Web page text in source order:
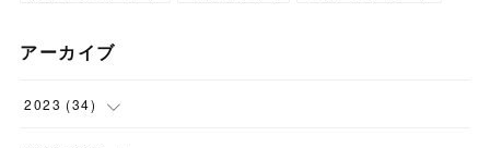
アーカイブ
2023 (34)